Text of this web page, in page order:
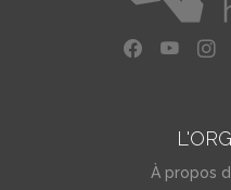
À propos